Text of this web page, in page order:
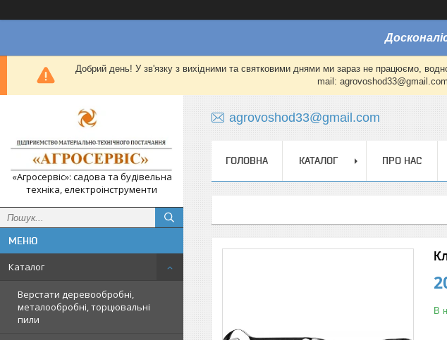
Добрий день! У зв'язку з вихідними та святковими днями ми зараз не працюємо,
mail:
«Агросервіс»: садова та будівельна
техніка, електроінструменти
Каталог
Верстати деревообробні,
металообробні, торцювальні
пили
agrovoshod33@gmail.com
ГОЛОВНА КАТАЛОГ ПРО НАС
В